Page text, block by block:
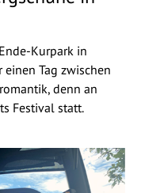
Kurpark in
einen Tag zwischen
denn an
Festival statt.